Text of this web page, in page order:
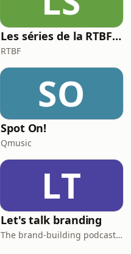
Les séries de la RTBF : Histoire(s)
RTBF
SO
Spot On!
Qmusic
LT
Let's talk branding
The brand-building podcast by Stef Hamerlinck